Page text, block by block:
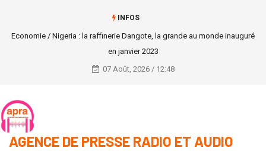
INFOS
médias : Célébration officielle de la Journée Mondiale de la Radio
07 Août, 2026 / 12:48
AGENCE DE PRESSE RADIO ET AUDIO